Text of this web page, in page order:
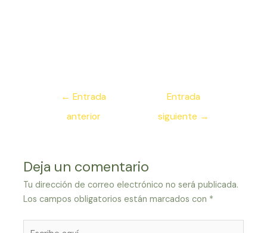
Navegación
entradas
← Entrada
anterior
Entrada
siguiente →
Deja un comentario
Tu dirección de correo electrónico no será publicada.
Los campos obligatorios están marcados con *